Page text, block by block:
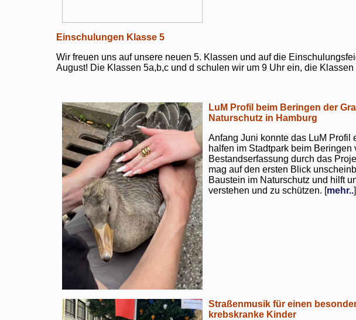
Einschulungen Klasse 5
Wir freuen uns auf unsere neuen 5. Klassen und auf die
August! Die Klassen 5a,b,c und d schulen wir um 9 Uhr ein, die
LuM Profil beim Beringen der
Naturschutz in Hamburg
Anfang Juni konnte das LuM Profil
halfen im Stadtpark beim
Bestandserfassung durch das
mag auf den ersten Blick
Baustein im Naturschutz und hilft
verstehen und zu schützen. [mehr..]
Straßenmusik für einen
krebskranke Kinder